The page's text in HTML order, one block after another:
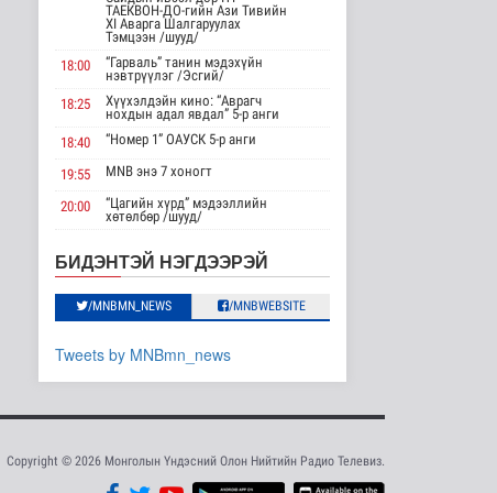
Нийслэлд 107 ШТС-аар
АИ 92 автобензин
түгээж байна
Улс төр
9 цаг 32 минутын өмнө
Олон улсын туршлага
судлах сургалт,
9 цаг 59 минутын өмнө
АНУ-тай хийж буй
худалдааны..
Дэлхийд
9 цаг 12 минутын өмнө
Мета компанид 567 сая
Дэлхийд
ТАЕКВОН-ДО-гийн Ази Тивийн
XI Аварга Шалгаруулах
Тэмцээн /шууд/
18:00
“Гарваль” танин мэдэхүйн
нэвтрүүлэг /Эсгий/
18:25
Хүүхэлдэйн кино: “Аврагч
нохдын адал явдал” 5-р анги
18:40
“Номер 1” ОАУСК 5-р анги
19:55 MNB энэ 7 хоногт
20:00
“Цагийн хүрд” мэдээллийн
хөтөлбөр /шууд/
20:45 Хөндөх сэдэв: Эмийн чанар
21:15 100% уралдаант, танин
мэдэхүйн нэвтрүүлэг S2 #9
22:15
23:30
БИДЭНТЭЙ НЭГДЭЭРЭЙ
/MNBMN_NEWS /MNBWEBSITE
Tweets by MNBmn_news
Copyright © 2026 Монголын Үндэсний Олон Нийтийн Радио Телевиз.